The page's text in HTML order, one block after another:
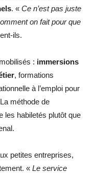
. « Ce n’est pas juste
on fait pour que
ils.
: immersions
, formations
à l’emploi pour
méthode de
les habiletés plutôt que
petites entreprises,
« Le service